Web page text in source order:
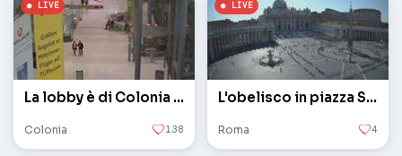
La lobby è di Colonia / Bonn
Colonia 138
L'obelisco in piazza San Pietro in Vaticano
Roma 4